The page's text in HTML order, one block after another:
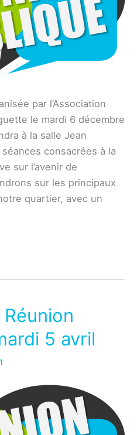
par l’Association
le mardi 6 décembre
à la salle Jean
consacrées à la
sur l’avenir de
sur les principaux
quartier, avec un
5 avril